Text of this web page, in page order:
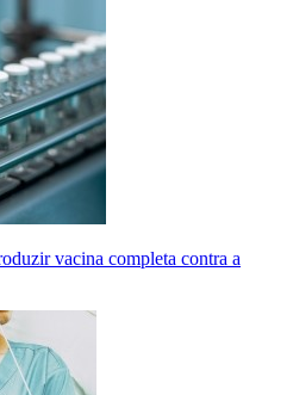
vacina completa contra a